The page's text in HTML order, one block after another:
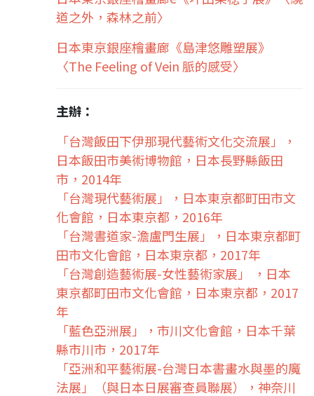
道之外，森林之前〉
日本東京銀座檜畫廊《島津悠雕塑展》
〈The Feeling of Vein 脈的感受〉
主辦：
「台灣飯田下伊那現代藝術文化交流展」，
日本飯田市美術博物館，日本長野縣飯田
市，2014年
「台灣現代藝術展」，日本東京都町田市文
化會館，日本東京都，2016年
「台灣書道家-澹盧門生展」，日本東京都町
田市文化會館，日本東京都，2017年
「台灣創造藝術展-女性藝術家展」 ，日本
東京都町田市文化會館，日本東京都，2017
年
「藍色亞洲展」，市川文化會館，日本千葉
縣市川市，2017年
「亞洲和平藝術展-台灣日本書畫水與墨的魔
法展」（與日本日展審查員聯展），神奈川